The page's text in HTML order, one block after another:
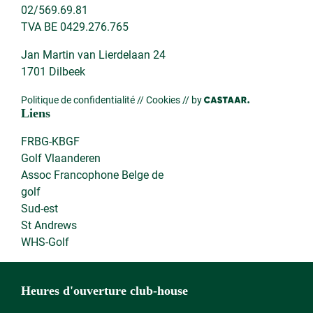
02/569.69.81
TVA BE 0429.276.765
Jan Martin van Lierdelaan 24
1701 Dilbeek
Politique de confidentialité //Cookies // by
Liens
FRBG-KBGF
Golf Vlaanderen
Assoc Francophone Belge de
golf
Sud-est
St Andrews
WHS-Golf
Heures d'ouverture club-house